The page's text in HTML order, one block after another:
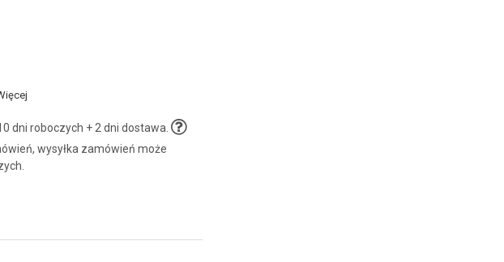
dni roboczych + 2 dni dostawa.
wysyłka zamówień może